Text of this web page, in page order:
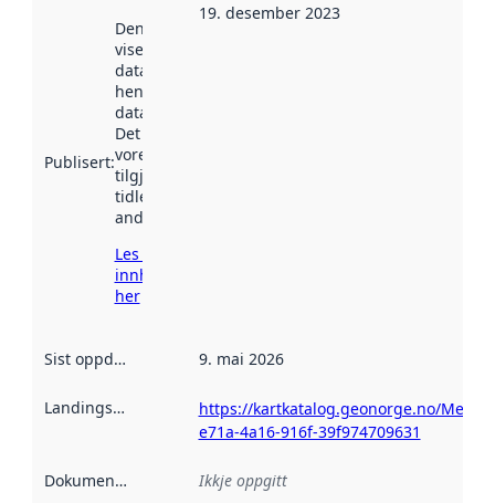
Publisert:
Denne datoen
viser når
datasettet vart
henta inn av
data.norge.no.
Det kan ha
vore
tilgjengeleg
tidlegare
andre stader.
Les meir om
innhenting
her
19. desember 2023
Sist oppdatert 9. mai 2026
Landingsside
https://kartkatalog.geonorge.no/
e71a-4a16-916f-39f974709631
Dokumentasjon Ikkje oppgitt